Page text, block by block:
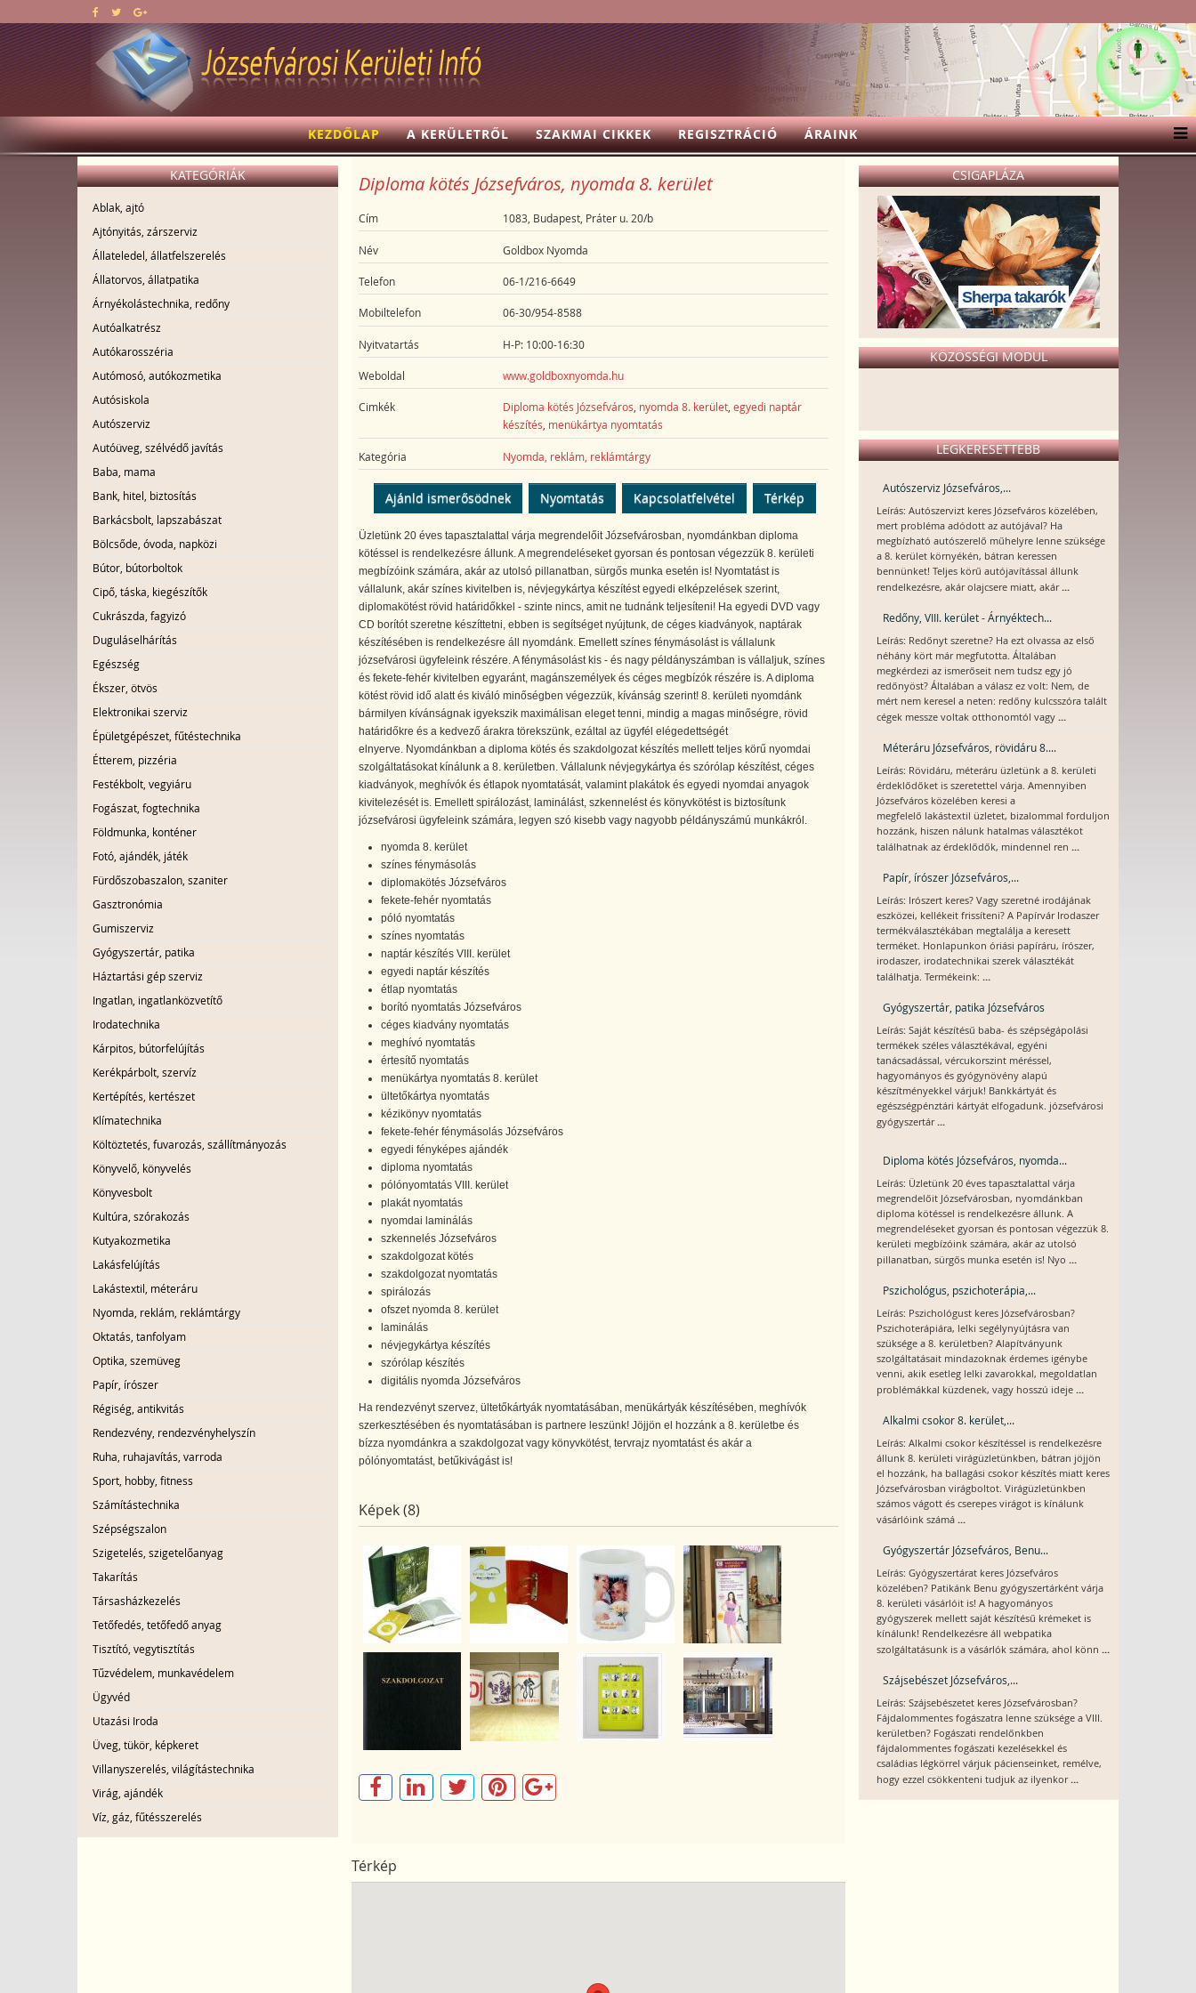
KEZDŐLAP A KERÜLETRŐL SZAKMAI CIKKEK REGISZTRÁCIÓ ÁRAINK
KATEGÓRIÁK
Ablak, ajtó
Ajtónyitás, zárszerviz
Állateledel, állatfelszerelés
Állatorvos, állatpatika
Árnyékolástechnika, redőny
Autóalkatrész
Autókarosszéria
Autómosó, autókozmetika
Autósiskola
Autószerviz
Autóüveg, szélvédő javítás
Baba, mama
Bank, hitel, biztosítás
Barkácsbolt, lapszabászat
Bölcsőde, óvoda, napközi
Bútor, bútorboltok
Cipő, táska, kiegészítők
Cukrászda, fagyizó
Duguláselhárítás
Egészség
Ékszer, ötvös
Elektronikai szerviz
Épületgépészet, fűtéstechnika
Étterem, pizzéria
Festékbolt, vegyiáru
Fogászat, fogtechnika
Földmunka, konténer
Fotó, ajándék, játék
Fürdőszobaszalon, szaniter
Gasztronómia
Gumiszerviz
Gyógyszertár, patika
Háztartási gép szerviz
Ingatlan, ingatlanközvetítő
Irodatechnika
Kárpitos, bútorfelújítás
Kerékpárbolt, szervíz
Kertépítés, kertészet
Klímatechnika
Költöztetés, fuvarozás, szállítmányozás
Könyvelő, könyvelés
Könyvesbolt
Kultúra, szórakozás
Kutyakozmetika
Lakásfelújítás
Lakástextil, méteráru
Nyomda, reklám, reklámtárgy
Oktatás, tanfolyam
Optika, szemüveg
Papír, írószer
Régiség, antikvitás
Rendezvény, rendezvényhelyszín
Ruha, ruhajavítás, varroda
Sport, hobby, fitness
Számítástechnika
Szépségszalon
Szigetelés, szigetelőanyag
Takarítás
Társasházkezelés
Tetőfedés, tetőfedő anyag
Tisztító, vegytisztítás
Tűzvédelem, munkavédelem
Ügyvéd
Utazási Iroda
Üveg, tükör, képkeret
Villanyszerelés, világítástechnika
Virág, ajándék
Víz, gáz, fűtésszerelés
Diploma kötés Józsefváros, nyomda 8. kerület
Cím 1083, Budapest, Práter u. 20/b
Név Goldbox Nyomda
Telefon 06-1/216-6649
Mobiltelefon 06-30/954-8588
Nyitvatartás H-P: 10:00-16:30
Weboldal www.goldboxnyomda.hu
Cimkék Diploma kötés Józsefváros, nyomda 8. kerület, egyedi naptár
készítés, menükártya nyomtatás
Kategória Nyomda, reklám, reklámtárgy
Ajánld ismerősödnek Nyomtatás Kapcsolatfelvétel Térkép
Üzletünk 20 éves tapasztalattal várja megrendelőit Józsefvárosban, nyomdánkban diploma
kötéssel is rendelkezésre állunk. A megrendeléseket gyorsan és pontosan végezzük 8. kerületi
megbízóink számára, akár az utolsó pillanatban, sürgős munka esetén is! Nyomtatást is
vállalunk, akár színes kivitelben is, névjegykártya készítést egyedi elképzelések szerint,
diplomakötést rövid határidőkkel - szinte nincs, amit ne tudnánk teljesíteni! Ha egyedi DVD vagy
CD borítót szeretne készíttetni, ebben is segítséget nyújtunk, de céges kiadványok, naptárak
készítésében is rendelkezésre áll nyomdánk. Emellett színes fénymásolást is vállalunk
józsefvárosi ügyfeleink részére. A fénymásolást kis - és nagy példányszámban is vállaljuk, színes
és fekete-fehér kivitelben egyaránt, magánszemélyek és céges megbízók részére is. A diploma
kötést rövid idő alatt és kiváló minőségben végezzük, kívánság szerint! 8. kerületi nyomdánk
bármilyen kívánságnak igyekszik maximálisan eleget tenni, mindig a magas minőségre, rövid
határidőkre és a kedvező árakra törekszünk, ezáltal az ügyfél elégedettségét
elnyerve. Nyomdánkban a diploma kötés és szakdolgozat készítés mellett teljes körű nyomdai
szolgáltatásokat kínálunk a 8. kerületben. Vállalunk névjegykártya és szórólap készítést, céges
kiadványok, meghívók és étlapok nyomtatását, valamint plakátok és egyedi nyomdai anyagok
kivitelezését is. Emellett spirálozást, laminálást, szkennelést és könyvkötést is biztosítunk
józsefvárosi ügyfeleink számára, legyen szó kisebb vagy nagyobb példányszámú munkákról.
nyomda 8. kerület
színes fénymásolás
diplomakötés Józsefváros
fekete-fehér nyomtatás
póló nyomtatás
színes nyomtatás
naptár készítés VIII. kerület
egyedi naptár készítés
étlap nyomtatás
borító nyomtatás Józsefváros
céges kiadvány nyomtatás
meghívó nyomtatás
értesítő nyomtatás
menükártya nyomtatás 8. kerület
ültetőkártya nyomtatás
kézikönyv nyomtatás
fekete-fehér fénymásolás Józsefváros
egyedi fényképes ajándék
diploma nyomtatás
pólónyomtatás VIII. kerület
plakát nyomtatás
nyomdai laminálás
szkennelés Józsefváros
szakdolgozat kötés
szakdolgozat nyomtatás
spirálozás
ofszet nyomda 8. kerület
laminálás
névjegykártya készítés
szórólap készítés
digitális nyomda Józsefváros
Ha rendezvényt szervez, ültetőkártyák nyomtatásában, menükártyák készítésében, meghívók
szerkesztésében és nyomtatásában is partnere leszünk! Jöjjön el hozzánk a 8. kerületbe és
bízza nyomdánkra a szakdolgozat vagy könyvkötést, tervrajz nyomtatást és akár a
pólónyomtatást, betűkivágást is!
Képek (8)
Térkép
CSIGAPLÁZA
Sherpa takarók
KÖZÖSSÉGI MODUL
LEGKERESETTEBB
Autószerviz Józsefváros,...
Leírás: Autószervizt keres Józsefváros közelében,
mert probléma adódott az autójával? Ha
megbízható autószerelő műhelyre lenne szüksége
a 8. kerület környékén, bátran keressen
bennünket! Teljes körű autójavítással állunk
rendelkezésre, akár olajcsere miatt, akár...
Redőny, VIII. kerület - Árnyéktech...
Leírás: Redőnyt szeretne? Ha ezt olvassa az első
néhány kört már megfutotta. Általában
megkérdezi az ismerőseit nem tudsz egy jó
redőnyöst? Általában a válasz ez volt: Nem, de
mért nem keresel a neten: redőny kulcsszóra talált
cégek messze voltak otthonomtól vagy ...
Méteráru Józsefváros, rövidáru 8....
Leírás: Rövidáru, méteráru üzletünk a 8. kerületi
érdeklődőket is szeretettel várja. Amennyiben
Józsefváros közelében keresi a
megfelelő lakástextil üzletet, bizalommal forduljon
hozzánk, hiszen nálunk hatalmas választékot
találhatnak az érdeklődők, mindennel ren ...
Papír, írószer Józsefváros,...
Leírás: Irószert keres? Vagy szeretné irodájának
eszközei, kellékeit frissíteni? A Papírvár Irodaszer
termékválasztékában megtalálja a keresett
terméket. Honlapunkon óriási papíráru, írószer,
irodaszer, irodatechnikai szerek választékát
találhatja. Termékeink: ...
Gyógyszertár, patika Józsefváros
Leírás: Saját készítésű baba- és szépségápolási
termékek széles választékával, egyéni
tanácsadással, vércukorszint méréssel,
hagyományos és gyógynövény alapú
készítményekkel várjuk! Bankkártyát és
egészségpénztári kártyát elfogadunk. józsefvárosi
gyógyszertár...
Diploma kötés Józsefváros, nyomda...
Leírás: Üzletünk 20 éves tapasztalattal várja
megrendelőit Józsefvárosban, nyomdánkban
diploma kötéssel is rendelkezésre állunk. A
megrendeléseket gyorsan és pontosan végezzük 8.
kerületi megbízóink számára, akár az utolsó
pillanatban, sürgős munka esetén is! Nyo ...
Pszichológus, pszichoterápia,...
Leírás: Pszichológust keres Józsefvárosban?
Pszichoterápiára, lelki segélynyújtásra van
szüksége a 8. kerületben? Alapítványunk
szolgáltatásait mindazoknak érdemes igénybe
venni, akik esetleg lelki zavarokkal, megoldatlan
problémákkal küzdenek, vagy hosszú ideje ...
Alkalmi csokor 8. kerület,...
Leírás: Alkalmi csokor készítéssel is rendelkezésre
állunk 8. kerületi virágüzletünkben, bátran jöjjön
el hozzánk, ha ballagási csokor készítés miatt keres
Józsefvárosban virágboltot. Virágüzletünkben
számos vágott és cserepes virágot is kínálunk
vásárlóink számá ...
Gyógyszertár Józsefváros, Benu...
Leírás: Gyógyszertárat keres Józsefváros
közelében? Patikánk Benu gyógyszertárként várja
8. kerületi vásárlóit is! A hagyományos
gyógyszerek mellett saját készítésű krémeket is
kínálunk! Rendelkezésre áll webpatika
szolgáltatásunk is a vásárlók számára, ahol könn ...
Szájsebészet Józsefváros,...
Leírás: Szájsebészetet keres Józsefvárosban?
Fájdalommentes fogászatra lenne szüksége a VIII.
kerületben? Fogászati rendelőnkben
fájdalommentes fogászati kezelésekkel és
családias légkörrel várjuk pácienseinket, remélve,
hogy ezzel csökkenteni tudjuk az ilyenkor...